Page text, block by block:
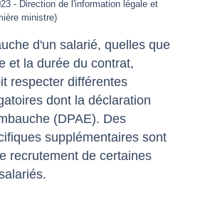
- Direction de l'information légale et
ministre)
d'un salarié, quelles que
et la durée du contrat,
respecter différentes
dont la déclaration
(DPAE). Des
supplémentaires sont
recrutement de certaines